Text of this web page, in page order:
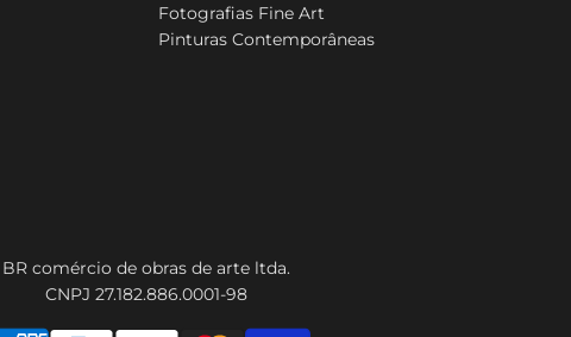
Fotografias Fine Art
Pinturas Contemporâneas
BR comércio de obras de arte ltda.
CNPJ 27.182.886.0001-98